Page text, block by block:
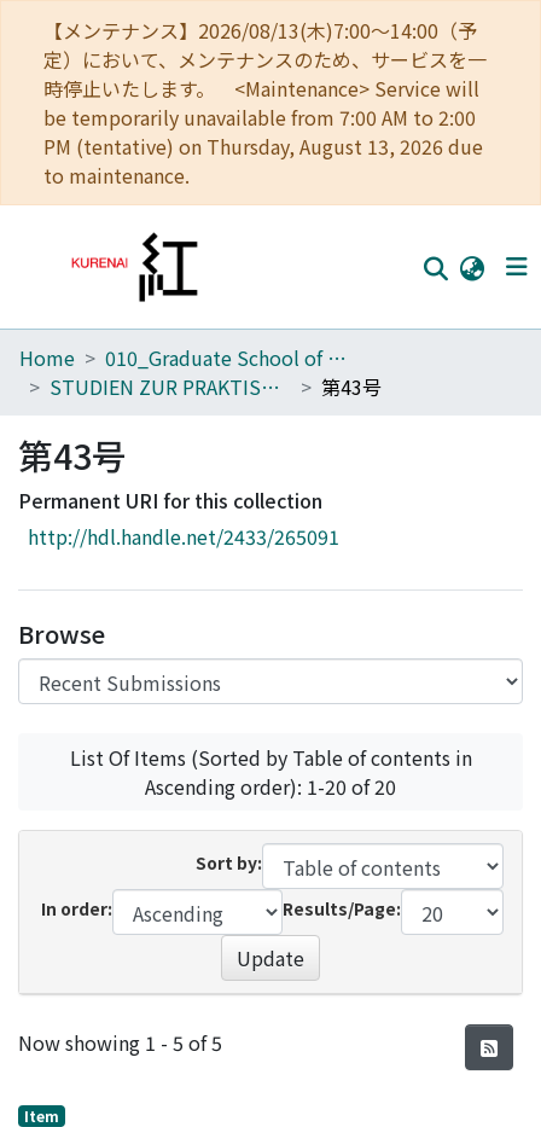
【メンテナンス】2026/08/13(木)7:00～14:00（予
定）において、メンテナンスのため、サービスを一
時停止いたします。 <Maintenance> Service will
be temporarily unavailable from 7:00 AM to 2:00
PM (tentative) on Thursday, August 13, 2026 due
to maintenance.
Home
Browse
Download Ranking
Access Statistics
Home
010_Graduate School of Letters
STUDIEN ZUR PRAKTISCHEN PHILOSOPHIE
第43号
第43号
Permanent URI for this collection
http://hdl.handle.net/2433/265091
Browse
List Of Items (Sorted by Table of contents in
Ascending order): 1-20 of 20
Sort by:
In order:
Results/Page:
Update
Recent Submissions
Now showing 1 - 5 of 5
Item